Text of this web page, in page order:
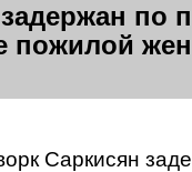
по
пожилой
Саркисян